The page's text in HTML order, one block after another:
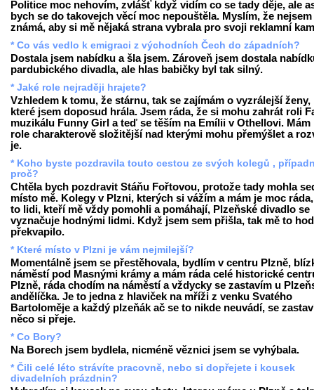
Politice moc nehovím, zvlášť když vidím co se tady děje, ale
bych se do takovejch věcí moc nepouštěla. Myslím, že nejsem
známá, aby si mě nějaká strana vybrala pro svoji reklamní
* Co vás vedlo k emigraci z východních Čech do západních?
Dostala jsem nabídku a šla jsem. Zároveň jsem dostala
pardubického divadla, ale hlas babičky byl tak silný.
* Jaké role nejraději hrajete?
Vzhledem k tomu, že stárnu, tak se zajímám o vyzrálejší ženy,
které jsem doposud hrála. Jsem ráda, že si mohu zahrát roli
muzikálu Funny Girl a teď se těším na Emílii v Othellovi. Mám
role charakterově složitější nad kterými mohu přemýšlet a
je.
* Koho byste pozdravila touto cestou ze svých kolegů ,
proč?
Chtěla bych pozdravit Stáňu Fořtovou, protože tady mohla
místo mě. Kolegy v Plzni, kterých si vážím a mám je moc
to lidi, kteří mě vždy pomohli a pomáhají, Plzeňské divadlo se
vyznačuje hodnými lidmi. Když jsem sem přišla, tak mě to
překvapilo.
* Které místo v Plzni je vám nejmilejší?
Momentálně jsem se přestěhovala, bydlím v centru Plzně,
náměstí pod Masnými krámy a mám ráda celé historické
Plzně, ráda chodím na náměstí a vždycky se zastavím u
andělíčka. Je to jedna z hlaviček na mříži z venku Svatého
Bartoloměje a každý plzeňák ač se to nikde neuvádí, se
něco si přeje.
* Co Bory?
Na Borech jsem bydlela, nicméně věznici jsem se vyhýbala.
* Čili celé léto strávíte pracovně, nebo si dopřejete i kousek
divadelních prázdnin?